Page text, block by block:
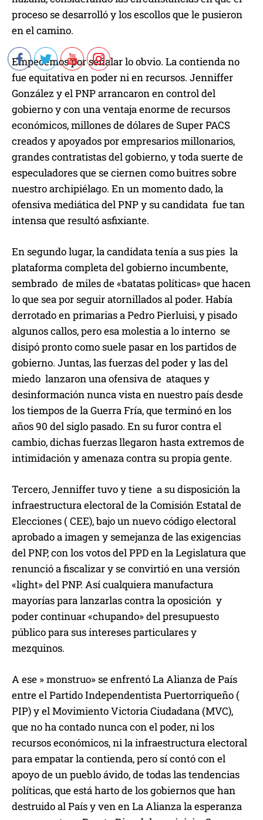
proceso se desarrolló y los escollos que le pusieron
en el camino.
Empecemos por señalar lo obvio. La contienda no
fue equitativa en poder ni en recursos. Jenniffer
González y el PNP arrancaron en control del
gobierno y con una ventaja enorme de recursos
económicos, millones de dólares de Super PACS
creados y apoyados por empresarios millonarios,
grandes contratistas del gobierno, y toda suerte de
especuladores que se ciernen como buitres sobre
nuestro archipiélago. En un momento dado, la
ofensiva mediática del PNP y su candidata fue tan
intensa que resultó asfixiante.
En segundo lugar, la candidata tenía a sus pies la
plataforma completa del gobierno incumbente,
sembrado de miles de «batatas políticas» que hacen
lo que sea por seguir atornillados al poder. Había
derrotado en primarias a Pedro Pierluisi, y pisado
algunos callos, pero esa molestia a lo interno se
disipó pronto como suele pasar en los partidos de
gobierno. Juntas, las fuerzas del poder y las del
miedo lanzaron una ofensiva de ataques y
desinformación nunca vista en nuestro país desde
los tiempos de la Guerra Fría, que terminó en los
años 90 del siglo pasado. En su furor contra el
cambio, dichas fuerzas llegaron hasta extremos de
intimidación y amenaza contra su propia gente.
Tercero, Jenniffer tuvo y tiene a su disposición la
infraestructura electoral de la Comisión Estatal de
Elecciones ( CEE), bajo un nuevo código electoral
aprobado a imagen y semejanza de las exigencias
del PNP, con los votos del PPD en la Legislatura que
renunció a fiscalizar y se convirtió en una versión
«light» del PNP. Así cualquiera manufactura
mayorías para lanzarlas contra la oposición y
poder continuar «chupando» del presupuesto
público para sus intereses particulares y
mezquinos.
A ese » monstruo» se enfrentó La Alianza de País
entre el Partido Independentista Puertorriqueño (
PIP) y el Movimiento Victoria Ciudadana (MVC),
que no ha contado nunca con el poder, ni los
recursos económicos, ni la infraestructura electoral
para empatar la contienda, pero sí contó con el
apoyo de un pueblo ávido, de todas las tendencias
políticas, que está harto de los gobiernos que han
destruido al País y ven en La Alianza la esperanza